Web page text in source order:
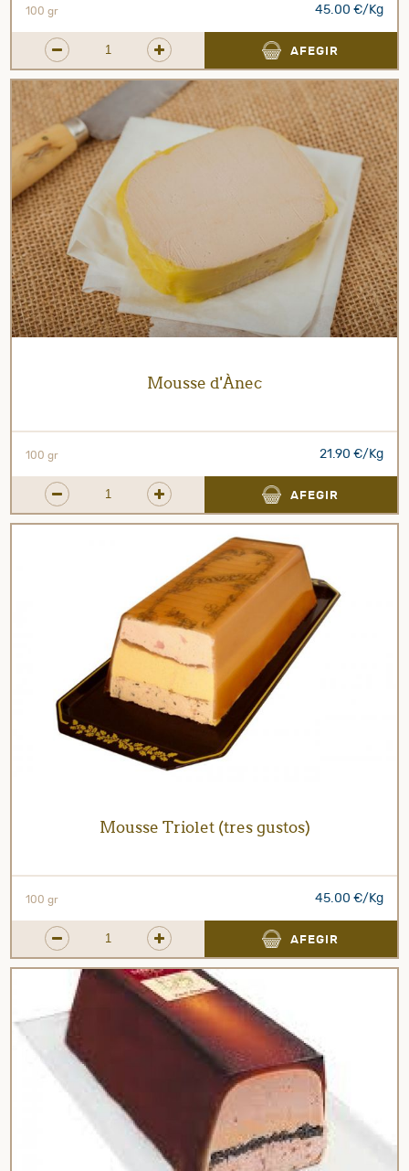
100 gr 45.00 €/Kg
AFEGIR
Mousse d'Ànec
100 gr 21.90 €/Kg
AFEGIR
Mousse Triolet (tres gustos)
100 gr 45.00 €/Kg
AFEGIR